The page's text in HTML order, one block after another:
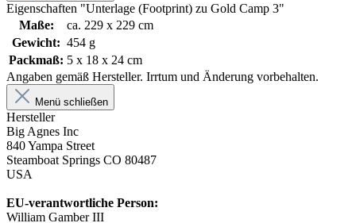
Eigenschaften "Unterlage (Footprint) zu Gold Camp 3"
Maße:
ca. 229 x 229 cm
Gewicht: 454 g
Packmaß: 5 x 18 x 24 cm
Angaben gemäß Hersteller. Irrtum und Änderung vorbehalten.
Menü schließen
Hersteller
Big Agnes Inc
840 Yampa Street
Steamboat Springs CO 80487
USA
EU-verantwortliche Person:
William Gamber III